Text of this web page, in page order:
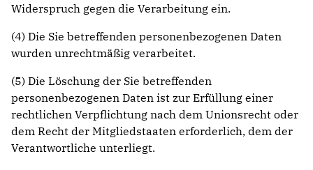
Widerspruch gegen die Verarbeitung ein.
(4) Die Sie betreffenden personenbezogenen Daten
wurden unrechtmäßig verarbeitet.
(5) Die Löschung der Sie betreffenden
personenbezogenen Daten ist zur Erfüllung einer
rechtlichen Verpflichtung nach dem Unionsrecht oder
dem Recht der Mitgliedstaaten erforderlich, dem der
Verantwortliche unterliegt.